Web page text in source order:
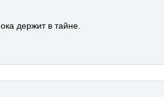
держит в тайне.